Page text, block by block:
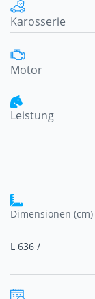
Karosserie
Motor
Leistung
Dimensionen (cm)
L 636 /